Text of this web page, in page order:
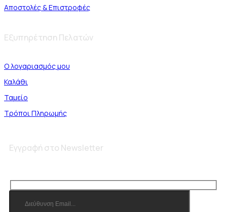
Αποστολές & Επιστροφές
Εξυπηρέτηση Πελατών
Ο λογαριασμός μου
Καλάθι
Ταμείο
Τρόποι Πληρωμής
Εγγραφή στο Newsletter